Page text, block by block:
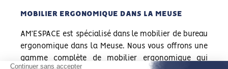
MOBILIER ERGONOMIQUE DANS LA MEUSE
AM’ESPACE est spécialisé dans le mobilier de bureau
ergonomique dans la Meuse. Nous vous offrons une
gamme complète de mobilier ergonomique qui